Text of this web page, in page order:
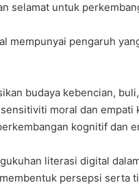
selamat untuk
mempunyai pengaruh
budaya kebencian,
moral dan empati
kognitif dan
literasi digital
persepsi serta